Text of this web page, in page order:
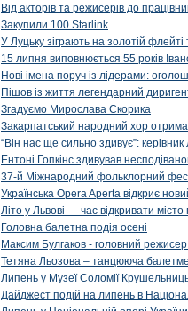
Від акторів та режисерів до
Закупили 100 Starlink
У Луцьку зіграють на золотій флейті
15 липня виповнюється 55 років
Нові імена поруч із лідерами:
Пішов із життя легендарний
Згадуємо Мирослава Скорика
Закарпатський народний хор
“Він нас ще сильно здивує”:
Ентоні Гопкінс здивував
37-й Міжнародний фольклорний
Українська Opera Aperta відкриє
Літо у Львові — час відкривати
Головна балетна подія осені
Максим Булгаков - головний
Тетяна Льозова – танцююча
Липень у Музеї Соломії
Дайджест подій на липень в